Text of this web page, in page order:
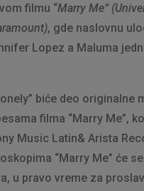
filmu “Marry Me”
, gde naslovnu
Lopez a Maluma
biće deo originalne
filma “Marry Me”,
Music Latin& Arista
“Marry Me” će
u pravo vreme za